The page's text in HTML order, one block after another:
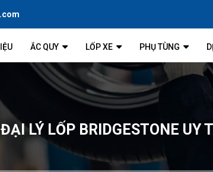
ẮC QUY LỐP XE PHỤ TÙNG
LÝ LỐP BRIDGESTONE UY